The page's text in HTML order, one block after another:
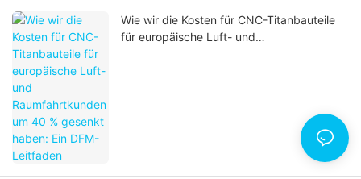
Wie wir die Kosten für CNC-Titanbauteile
für europäische Luft- und